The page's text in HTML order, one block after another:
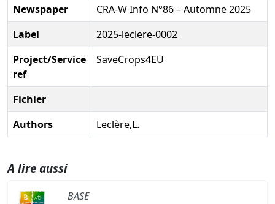
Newspaper
CRA-W Info N°86 – Automne 2025
Label
2025-leclere-0002
Project/Service
ref
SaveCrops4EU
Fichier
Authors
Leclère,L.
A lire aussi
BASE